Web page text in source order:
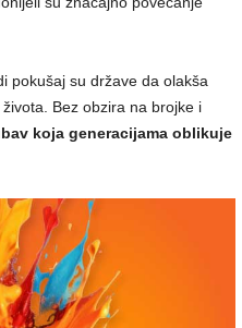
pokušaj su države da olakša
Bez obzira na brojke i
koja generacijama oblikuje